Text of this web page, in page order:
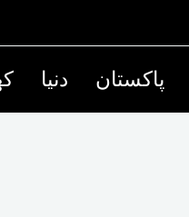
دنیا پاکستان